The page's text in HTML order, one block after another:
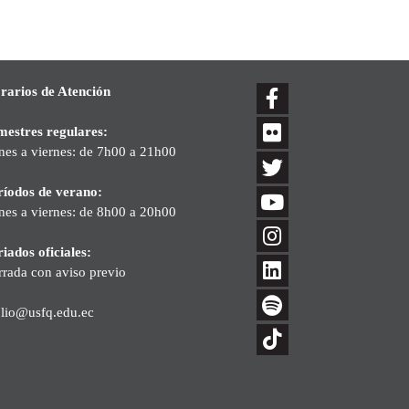
de Atención
regulares:
a viernes: de 7h00 a 21h00
de verano:
a viernes: de 8h00 a 20h00
oficiales:
con aviso previo